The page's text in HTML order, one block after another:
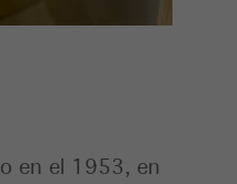
en el 1953, en